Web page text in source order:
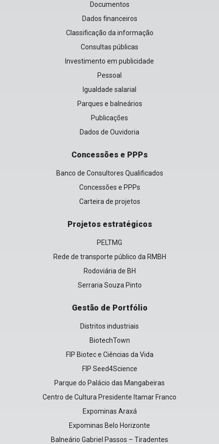
Documentos
Dados financeiros
Classificação da informação
Consultas públicas
Investimento em publicidade
Pessoal
Igualdade salarial
Parques e balneários
Publicações
Dados de Ouvidoria
Concessões e PPPs
Banco de Consultores Qualificados
Concessões e PPPs
Carteira de projetos
Projetos estratégicos
PELTMG
Rede de transporte público da RMBH
Rodoviária de BH
Serraria Souza Pinto
Gestão de Portfólio
Distritos industriais
BiotechTown
FIP Biotec e Ciências da Vida
FIP Seed4Science
Parque do Palácio das Mangabeiras
Centro de Cultura Presidente Itamar Franco
Expominas Araxá
Expominas Belo Horizonte
Balneário Gabriel Passos – Tiradentes